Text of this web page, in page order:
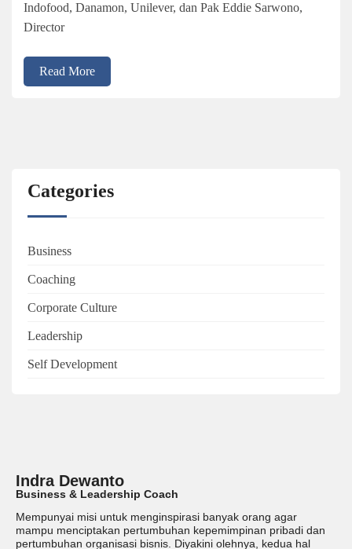
Indofood, Danamon, Unilever, dan Pak Eddie Sarwono,
Director
Read More
Categories
Business
Coaching
Corporate Culture
Leadership
Self Development
Indra Dewanto
Business & Leadership Coach
Mempunyai misi untuk menginspirasi banyak orang agar
mampu menciptakan pertumbuhan kepemimpinan pribadi dan
pertumbuhan organisasi bisnis. Diyakini olehnya, kedua hal